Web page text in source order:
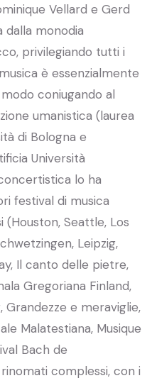
Vellard e Gerd
dalla monodia
privilegiando tutti i
è essenzialmente
coniugando al
umanistica (laurea
di Bologna e
Università
lo ha
festival di musica
Seattle, Los
Leipzig,
Il canto delle pietre,
Gregoriana Finland,
Grandezze e meraviglie,
Malatestiana, Musique
Bach de
complessi, con i